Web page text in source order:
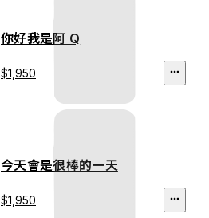
你好我是阿 Q
$1,950
今天會是很棒的一天
$1,950